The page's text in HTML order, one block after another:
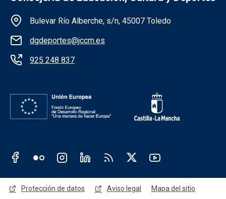
Información de la institución
Bulevar Río Alberche, s/n, 45007 Toledo
dgdeportes@jccm.es
925 248 837
Redes sociales JCCM
Menú legal
Protección de datos Aviso legal Mapa del sitio